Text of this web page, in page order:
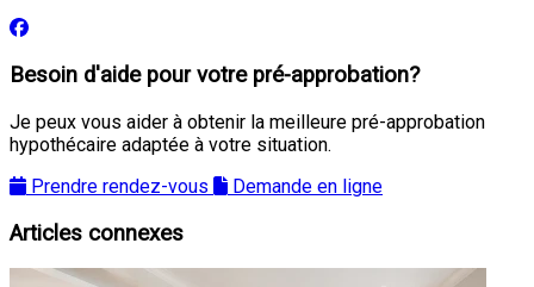
Besoin d'aide pour votre pré-approbation?
Je peux vous aider à obtenir la meilleure pré-approbation
hypothécaire adaptée à votre situation.
Prendre rendez-vous
Demande en ligne
Articles connexes